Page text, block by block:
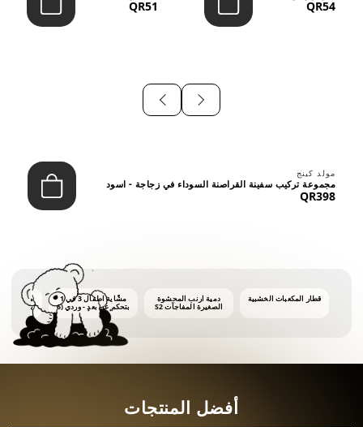
QR54
QR51
مولد كينج
مجموعة تركيب سفينة القراصنة السوداء في زجاجة - اسود
QR398
قطار المكعبات الخشبية
دمية أرنب المحشوة
الصغيرة المفاجآت S2
مشّاية أطفال 3 في 1
بتحكم عن بعد - وردي (6
أشهر فأكثر)
ماكينة
أفضل المنتجات